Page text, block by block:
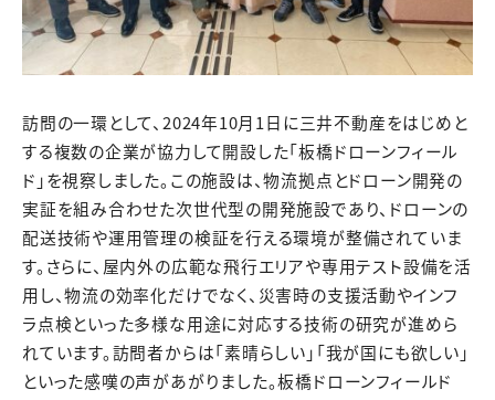
訪問の一環として、2024年10月1日に三井不動産をはじめと
する複数の企業が協力して開設した「板橋ドローンフィール
ド」を視察しました。この施設は、物流拠点とドローン開発の
実証を組み合わせた次世代型の開発施設であり、ドローンの
配送技術や運用管理の検証を行える環境が整備されていま
す。さらに、屋内外の広範な飛行エリアや専用テスト設備を活
用し、物流の効率化だけでなく、災害時の支援活動やインフ
ラ点検といった多様な用途に対応する技術の研究が進めら
れています。訪問者からは「素晴らしい」「我が国にも欲しい」
といった感嘆の声があがりました。板橋ドローンフィールド